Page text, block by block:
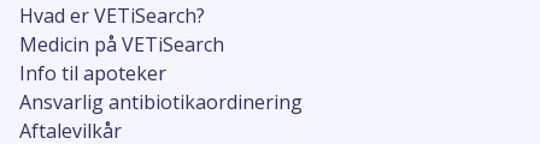
Hvad er VETiSearch?
Medicin på VETiSearch
Info til apoteker
Ansvarlig antibiotikaordinering
Aftalevilkår